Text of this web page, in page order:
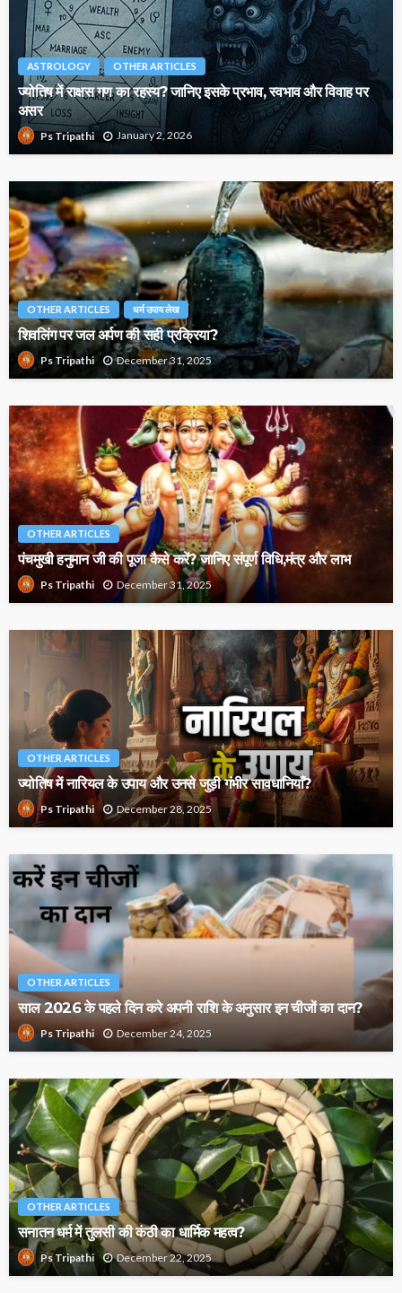
ASTROLOGY OTHER ARTICLES
ज्योतिष में राक्षस गण का रहस्य? जानिए इसके प्रभाव, स्वभाव और विवाह पर
असर
Ps Tripathi January 2, 2026
OTHER ARTICLES धर्म उपाय लेख
शिवलिंग पर जल अर्पण की सही प्रक्रिया?
Ps Tripathi December 31, 2025
OTHER ARTICLES
पंचमुखी हनुमान जी की पूजा कैसे करें? जानिए संपूर्ण विधि,मंत्र और लाभ
Ps Tripathi December 31, 2025
OTHER ARTICLES
ज्योतिष में नारियल के उपाय और उनसे जुड़ी गंभीर सावधानियाँ?
Ps Tripathi December 28, 2025
OTHER ARTICLES
साल 2026 के पहले दिन करे अपनी राशि के अनुसार इन चीजों का दान?
Ps Tripathi December 24, 2025
OTHER ARTICLES
सनातन धर्म में तुलसी की कंठी का धार्मिक महत्व?
Ps Tripathi December 22, 2025